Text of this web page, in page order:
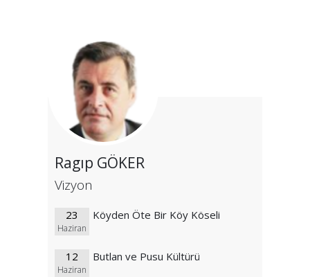
Ragıp GÖKER
Vizyon
23
Haziran
Köyden Öte Bir Köy Köseli
12
Haziran
Butlan ve Pusu Kültürü